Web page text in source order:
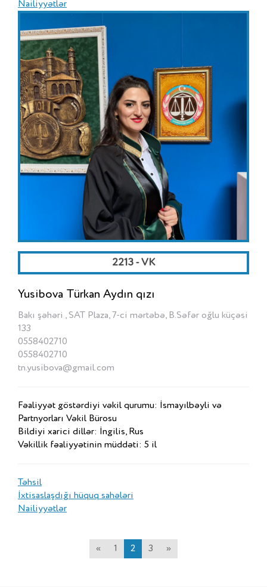
Nailiyyətlər
2213 - VK
Yusibova Türkan Aydın qızı
Bakı şəhəri , SAT Plaza, 7-ci mərtəbə, B.Səfər oğlu küçəsi
133
0558402710
0558402710
tn.yusibova@gmail.com
Fəaliyyət göstərdiyi vəkil qurumu: İsmayılbəyli və
Partnyorları Vəkil Bürosu
Bildiyi xarici dillər: İngilis, Rus
Vəkillik fəaliyyətinin müddəti: 5 il
Təhsil
İxtisaslaşdığı hüquq sahələri
Nailiyyətlər
« 1 2 3 »